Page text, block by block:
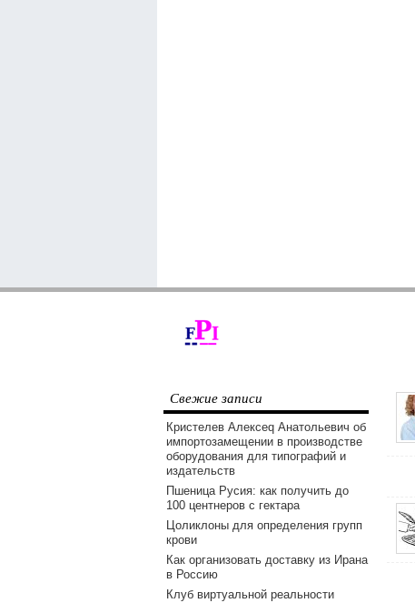
Свежие записи
Кристелев Алексеq Анатольевич об
импортозамещении в производстве
оборудования для типографий и
издательств
Пшеница Русия: как получить до
100 центнеров с гектара
Цоликлоны для определения групп
крови
Как организовать доставку из Ирана
в Россию
Клуб виртуальной реальности